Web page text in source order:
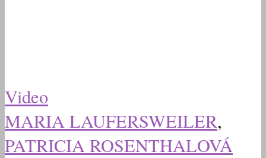
Video
MARIA LAUFERSWEILER,
PATRICIA ROSENTHALOVÁ